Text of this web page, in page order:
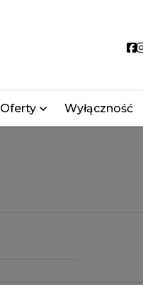
Oferty Wyłączność